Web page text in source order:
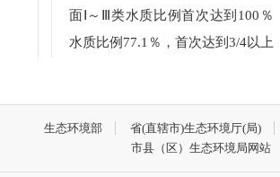
面Ⅰ～Ⅲ类水质比例首次达到100％
水质比例77.1％，首次达到3/4以上
面积比例92.6%，首次达到90%以
城市、县城空气优良天数比例
生态环境部 省(直辖市)生态环境厅(局)
市县（区）生态环境局网站